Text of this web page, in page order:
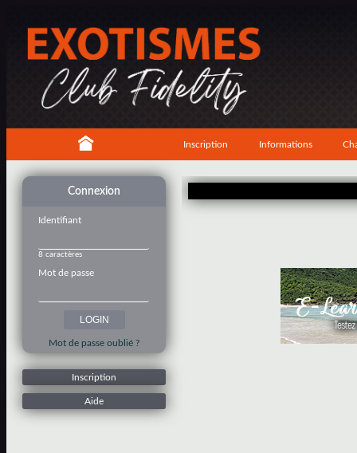
Inscription Informations
Connexion
Identifiant
8 caractères
Mot de passe
Mot de passe oublié ?
Inscription
Aide